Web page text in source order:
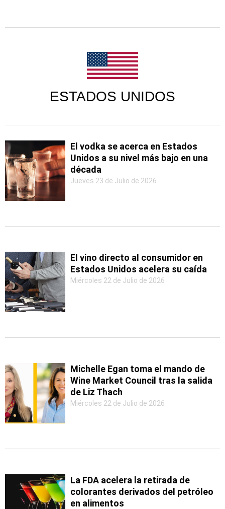
ESTADOS UNIDOS
El vodka se acerca en Estados
Unidos a su nivel más bajo en una
década
Jueves 23 de Julio de 2026
El vino directo al consumidor en
Estados Unidos acelera su caída
Miércoles 22 de Julio de 2026
Michelle Egan toma el mando de
Wine Market Council tras la salida
de Liz Thach
Miércoles 22 de Julio de 2026
La FDA acelera la retirada de
colorantes derivados del petróleo
en alimentos